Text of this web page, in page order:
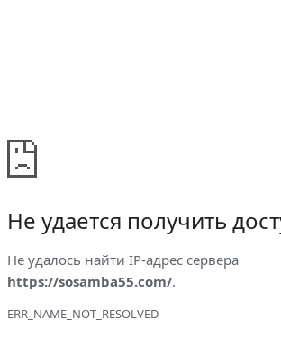
Не удается получить
Не удалось найти IP-адрес сервера
https://sosamba55.com/.
ERR_NAME_NOT_RESOLVED